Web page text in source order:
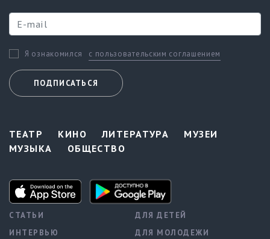
Я ознакомился с пользовательским соглашением
ПОДПИСАТЬСЯ
ТЕАТР КИНО ЛИТЕРАТУРА
МУЗЕИ
МУЗЫКА
ОБЩЕСТВО
СТАТЬИ
ИНТЕРВЬЮ
ДЛЯ ДЕТЕЙ
ДЛЯ МОЛОДЕЖИ